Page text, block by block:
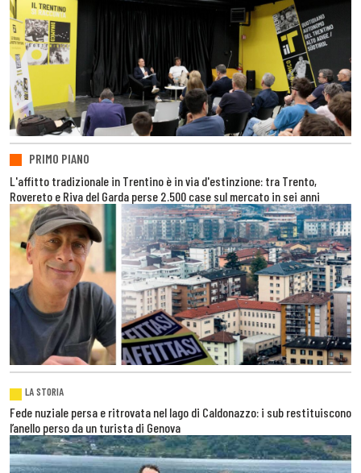
PRIMO PIANO
L'affitto tradizionale in Trentino è in via d'estinzione: tra Trento,
Rovereto e Riva del Garda perse 2.500 case sul mercato in sei anni
LA STORIA
Fede nuziale persa e ritrovata nel lago di Caldonazzo: i sub restituiscono
l’anello perso da un turista di Genova